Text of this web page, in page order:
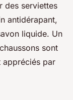
des serviettes
antidérapant,
liquide. Un
sont
appréciés par